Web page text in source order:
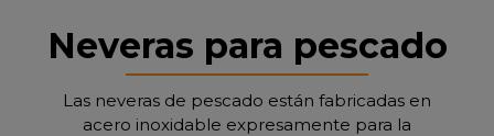
Neveras para pescado
Las neveras de pescado están fabricadas en
acero inoxidable expresamente para la